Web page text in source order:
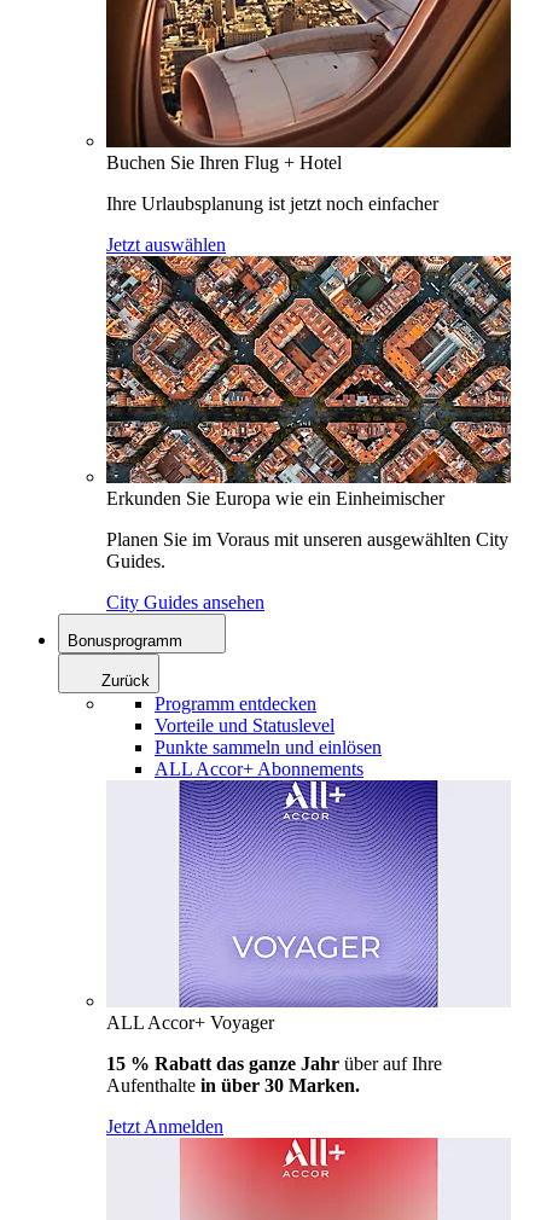
Buchen Sie Ihren Flug + Hotel
Ihre Urlaubsplanung ist jetzt noch einfacher
Jetzt auswählen
Erkunden Sie Europa wie ein Einheimischer
Planen Sie im Voraus mit unseren ausgewählten City
Guides.
City Guides ansehen
Bonusprogramm
Zurück
Programm entdecken
Vorteile und Statuslevel
Punkte sammeln und einlösen
ALL Accor+ Abonnements
ALL Accor+ Voyager
15 % Rabatt das ganze Jahr über auf Ihre
Aufenthalte in über 30 Marken.
Jetzt Anmelden